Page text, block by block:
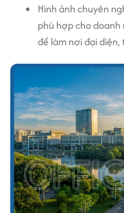
Hình ảnh chuyên
phù hợp cho doanh
để làm nơi đại